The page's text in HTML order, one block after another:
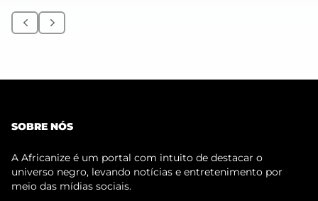
AnteriorPróximo
SOBRE NÓS
A Africanize é um portal com intuito de destacar o
universo negro, levando notícias e entretenimento por
meio das mídias sociais.